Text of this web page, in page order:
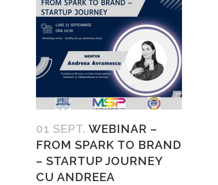
01 SEPT. WEBINAR –
FROM SPARK TO BRAND
– STARTUP JOURNEY
CU ANDREEA